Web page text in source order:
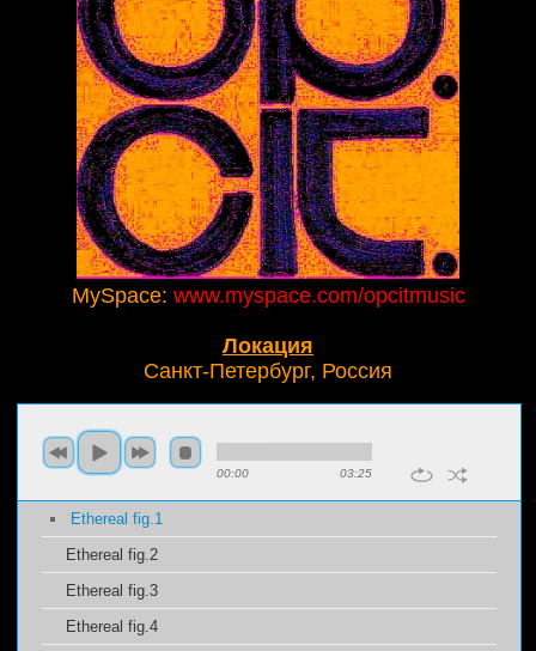
MySpace: www.myspace.com/opcitmusic
Локация
Санкт-Петербург, Россия
00:00 03:25
Ethereal fig.1
Ethereal fig.2
Ethereal fig.3
Ethereal fig.4